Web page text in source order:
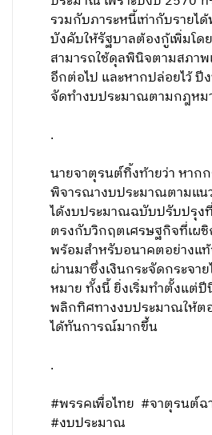
รวมกับภาระหนี้เท่ากับรายไ
บังคับให้รัฐบาลต้องกู้เพิ่มโด
สามารถใช้ดุลพินิจตามสภา
อีกต่อไป และหากปล่อยไว้ ปี
จัดทำงบประมาณตามกฎหม
.
นายจาตุรนต์ทิ้งท้ายว่า หาก
พิจารณางบประมาณตามแน
ได้งบประมาณฉบับปรับปรุง
ตรงกับวิกฤตเศรษฐกิจที่เผ
พร้อมสำหรับอนาคตอย่างแ
ผ่านมาซึ่งเงินกระจัดกระจาย
หมาย ทั้งนี้ ยิ่งเริ่มทำตั้งแต่ปี
พลิกทิศทางงบประมาณให้ต
ได้ทันการณ์มากขึ้น
.
#พรรคเพื่อไทย #จาตุรนต์ฉ
#งบประมาณ